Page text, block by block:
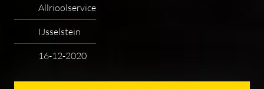
Allrioolservice
IJsselstein
16-12-2020